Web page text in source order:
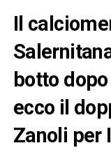
Il
botto
ecco il
Zanoli per